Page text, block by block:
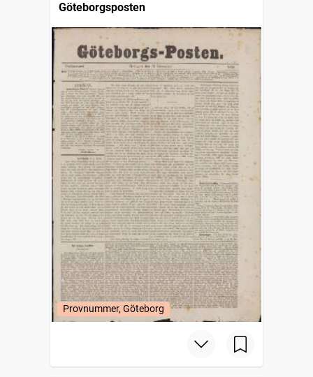
Göteborgsposten
Provnummer, Göteborg